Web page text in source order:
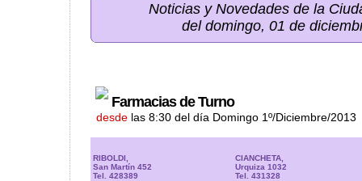
Noticias y Novedades de la
del domingo, 01 de
Farmacias de Turno
desde las 8:30 del día Domingo 1º/Diciembre/2013
RIBOLDI,
San Martín 452
Tel. 428389
CIANCHETA,
Urquiza 1032
Tel. 431328